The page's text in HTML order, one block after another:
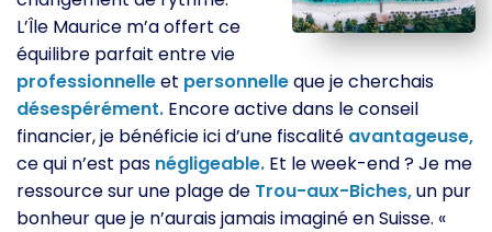
L’Île Maurice m’a offert ce
équilibre parfait entre vie
professionnelleet personnelleque je cherchais
désespérément. Encore active dans le conseil
financier, je bénéficie ici d’une fiscalité avantageuse,
ce qui n’est pas négligeable. Et le week-end ? Je me
ressource sur une plage de Trou-aux-Biches,un pur
bonheur que je n’aurais jamais imaginé en Suisse. «